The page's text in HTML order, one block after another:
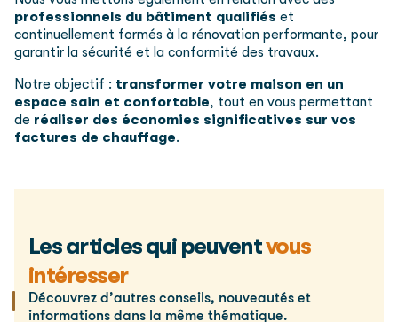
professionnels du bâtiment qualifiés et
continuellement formés à la rénovation performante, pour
garantir la sécurité et la conformité des travaux.
Notre objectif : transformer votre maison en un
espace sain et confortable, tout en vous permettant
de réaliser des économies significatives sur vos
factures de chauffage.
Les articles qui peuventvous
intéresser
Découvrez d’autres conseils, nouveautés et
informations dans la même thématique.